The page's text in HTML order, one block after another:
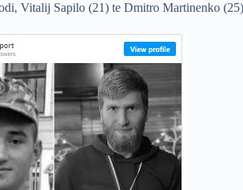
Vitalij Sapilo (21) te Dmitro Martinenko